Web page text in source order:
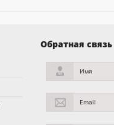
Обратная связь
Имя
Email